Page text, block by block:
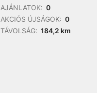
AJÁNLATOK: 0
AKCIÓS ÚJSÁGOK: 0
TÁVOLSÁG: 184,2 km